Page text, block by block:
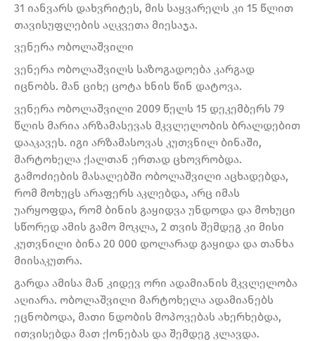
31 იანვარს დახვრიტეს, მის საყვარელს კი 15 წლით
თავისუფლების აღკვეთა მიესაჯა.
ვენერა ობოლაშვილი
ვენერა ობოლაშვილს საზოგადოება კარგად
იცნობს. მან ციხე ცოტა ხნის წინ დატოვა.
ვენერა ობოლაშვილი 2009 წელს 15 დეკემბერს 79
წლის მარია არზამასევას მკვლელობის ბრალდებით
დააკავეს. იგი არზამასოვას კუთვნილ ბინაში,
მარტოხელა ქალთან ერთად ცხოვრობდა.
გამოძიების მასალებში ობოლაშვილი აცხადებდა,
რომ მოხუცს არაფერს აკლებდა, არც იმას
უარყოფდა, რომ ბინის გაყიდვა უნდოდა და მოხუცი
სწორედ ამის გამო მოკლა, 2 თვის შემდეგ კი მისი
კუთვნილი ბინა 20 000 დოლარად გაყიდა და თანხა
მიისაკუთრა.
გარდა ამისა მან კიდევ ორი ადამიანის მკვლელობა
აღიარა. ობოლაშვილი მარტოხელა ადამიანებს
ეცნობოდა, მათი ნდობის მოპოვებას ახერხებდა,
ითვისებდა მათ ქონებას და შემდეგ კლავდა.